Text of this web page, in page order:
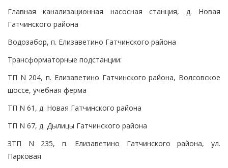
Главная канализационная насосная станция, д. Новая
Гатчинского района
Водозабор, п. Елизаветино Гатчинского района
Трансформаторные подстанции:
ТП N 204, п. Елизаветино Гатчинского района, Волсовское
шоссе, учебная ферма
ТП N 61, д. Новая Гатчинского района
ТП N 67, д. Дылицы Гатчинского района
ЗТП N 235, п. Елизаветино Гатчинского района, ул.
Парковая